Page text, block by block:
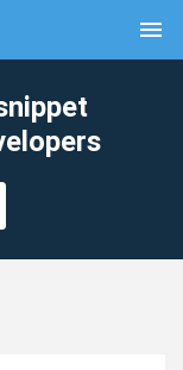
menu
clear